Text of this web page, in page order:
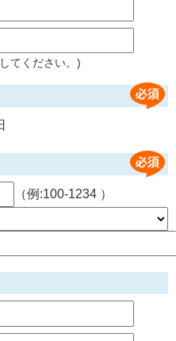
てください。)
（例:100-1234 ）